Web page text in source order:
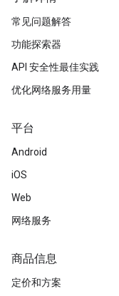
常见问题解答
功能探索器
API 安全性最佳实践
优化网络服务用量
平台
Android
iOS
Web
网络服务
商品信息
定价和方案